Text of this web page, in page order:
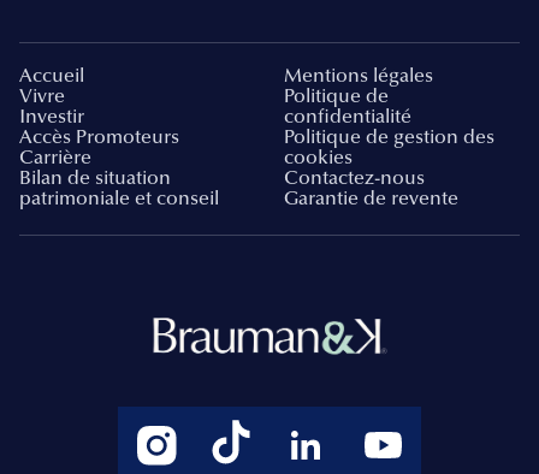
Accueil
Vivre
Investir
Accès Promoteurs
Carrière
Bilan de situation
patrimoniale et conseil
Mentions légales
Politique de
confidentialité
Politique de gestion des
cookies
Contactez-nous
Garantie de revente